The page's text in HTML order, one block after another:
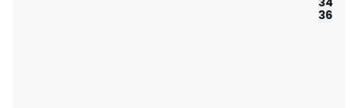
36 bel